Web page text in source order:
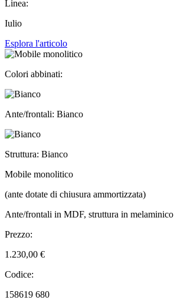
Linea:
Iulio
Esplora l'articolo
Colori abbinati:
Ante/frontali: Bianco
Struttura: Bianco
Mobile monolitico
(ante dotate di chiusura ammortizzata)
Ante/frontali in MDF, struttura in melaminico
Prezzo:
1.230,00 €
Codice:
158619 680